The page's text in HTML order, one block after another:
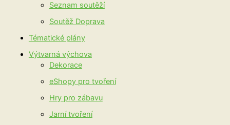
Seznam soutěží
Soutěž Doprava
Tématické plány
Výtvarná výchova
Dekorace
eShopy pro tvoření
Hry pro zábavu
Jarní tvoření